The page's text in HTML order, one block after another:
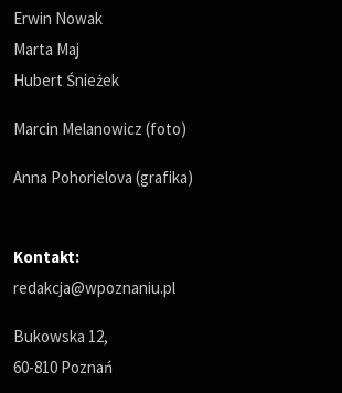
Erwin Nowak
Marta Maj
Hubert Śnieżek
Marcin Melanowicz (foto)
Anna Pohorielova (grafika)
Kontakt:
redakcja@wpoznaniu.pl
Bukowska 12,
60-810 Poznań